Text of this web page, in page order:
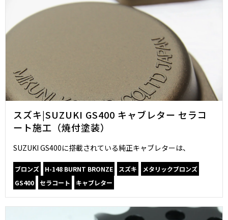
スズキ|SUZUKI GS400 キャブレター セラコ
ート施工（焼付塗装）
SUZUKI GS400に搭載されている純正キャブレターは、
ブロンズ H-148 BURNT BRONZE スズキ
メタリックブロンズ
GS400
セラコート キャブレター